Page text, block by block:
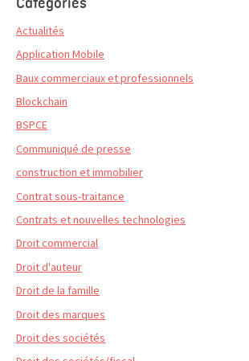
Actualités
Application Mobile
Baux commerciaux et professionnels
Blockchain
BSPCE
Communiqué de presse
construction et immobilier
Contrat sous-traitance
Contrats et nouvelles technologies
Droit commercial
Droit d'auteur
Droit de la famille
Droit des marques
Droit des sociétés